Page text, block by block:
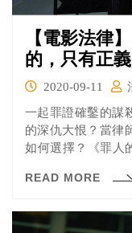
【電影法律
的，只有正義
2020-09-11
一起罪證確鑿的謀
的深仇大恨？當律
如何選擇？《罪人
大利人柯里尼槍殺
READ MORE